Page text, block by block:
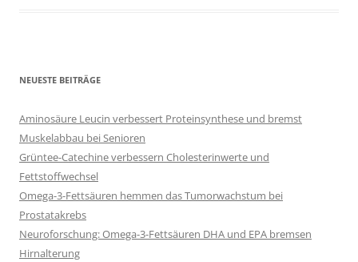
NEUESTE BEITRÄGE
Aminosäure Leucin verbessert Proteinsynthese und bremst
Muskelabbau bei Senioren
Grüntee-Catechine verbessern Cholesterinwerte und
Fettstoffwechsel
Omega-3-Fettsäuren hemmen das Tumorwachstum bei
Prostatakrebs
Neuroforschung: Omega-3-Fettsäuren DHA und EPA bremsen
Hirnalterung